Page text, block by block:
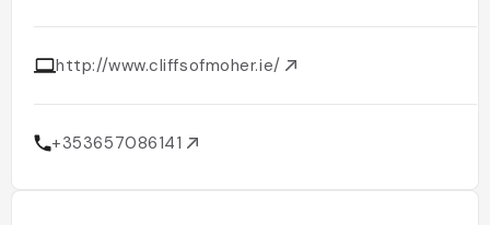
http://www.cliffsofmoher.ie/
+353657086141